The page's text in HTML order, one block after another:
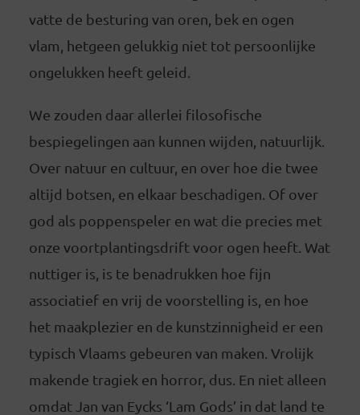
vatte de besturing van oren, bek en ogen
vlam, hetgeen gelukkig niet tot persoonlijke
ongelukken heeft geleid.
We zouden daar allerlei filosofische
bespiegelingen aan kunnen wijden, natuurlijk.
Over natuur en cultuur, en over hoe die twee
altijd botsen, en elkaar beschadigen. Of over
god als poppenspeler en wat die precies met
onze voortplantingsdrift voor ogen heeft. Wat
nuttiger is, is te benadrukken hoe fijn
associatief en vrij de voorstelling is, en hoe
het maakplezier en de kunstzinnigheid er een
typisch Vlaams gebeuren van maken. Vrolijk
makende tragiek en horror, dus. En niet alleen
omdat Jan van Eycks ‘Lam Gods’ in dat land te